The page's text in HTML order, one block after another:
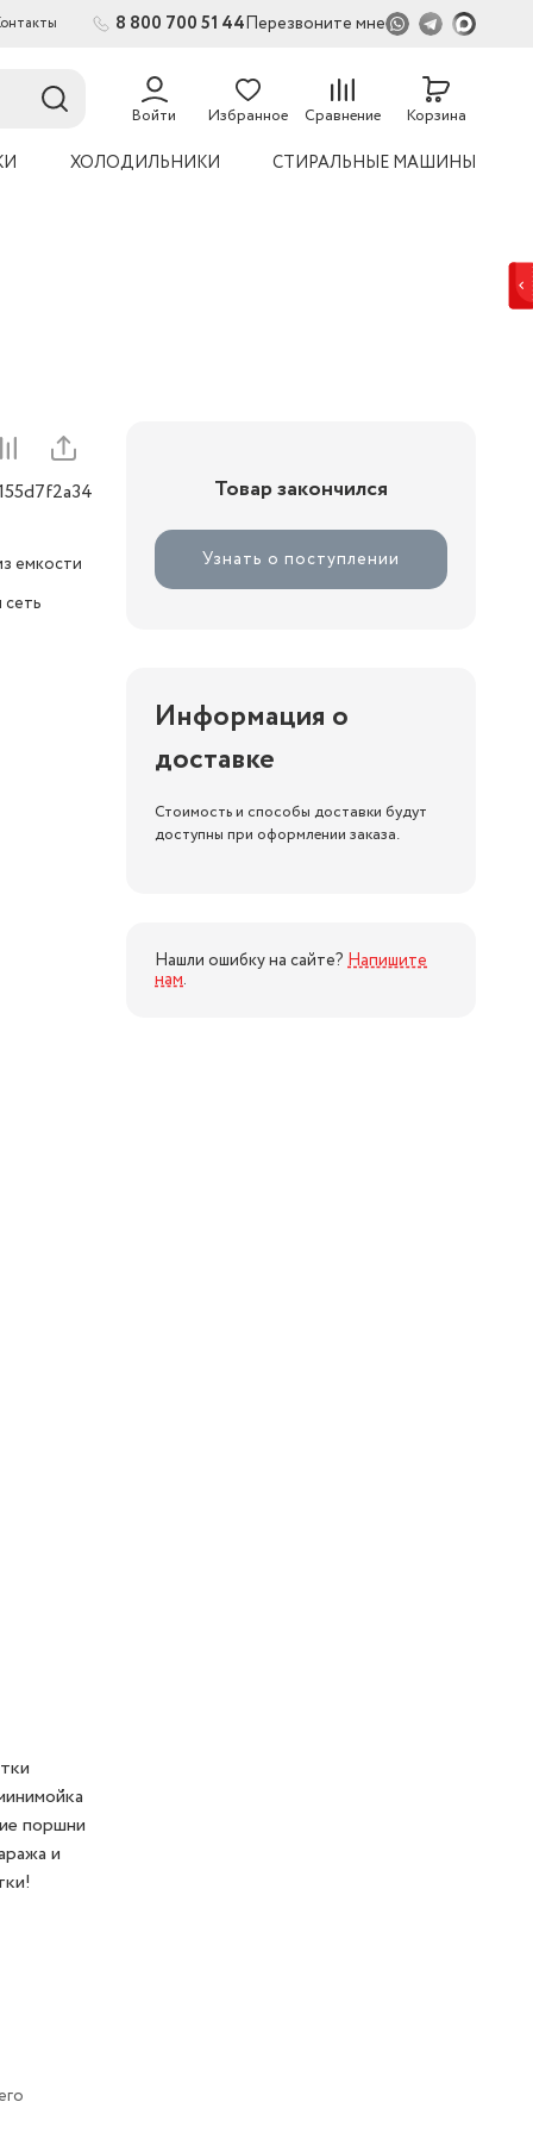
8 800 700 51 44Перезвоните мне
Войти Избранное Сравнение
54
Корзина
ХОЛОДИЛЬНИКИ СТИРАЛЬНЫЕ МАШИНЫ
емкости
сеть
Товар закончился
Узнать о поступлении
Информация о
доставке
Стоимость и способы доставки будут
доступны при оформлении заказа.
Нашли ошибку на сайте? Напишите
нам.
поршни
и